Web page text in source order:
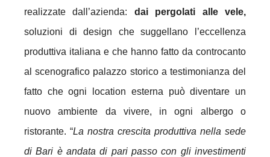
realizzate dall’azienda: dai pergolati alle vele,
soluzioni di design che suggellano l’eccellenza
produttiva italiana e che hanno fatto da controcanto
al scenografico palazzo storico a testimonianza del
fatto che ogni location esterna può diventare un
nuovo ambiente da vivere, in ogni albergo o
ristorante. “La nostra crescita produttiva nella sede
di Bari è andata di pari passo con gli investimenti